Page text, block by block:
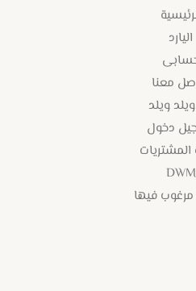
اليارد
معنا
ويلد
دخول
المشتريات
DWM
فيها